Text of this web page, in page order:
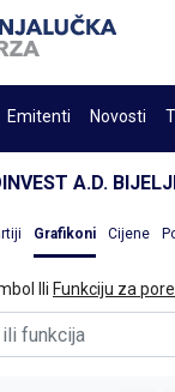
Emitenti Novosti
A.D.
Grafikoni Cijene
Ili Funkciju za